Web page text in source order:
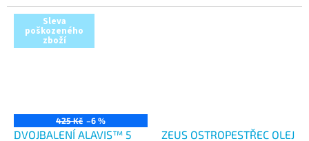
Sleva
poškozeného
zboží
425 Kč –6 %
DVOJBALENÍ ALAVIS™ 5
ZEUS OSTROPESTŘEC OLEJ